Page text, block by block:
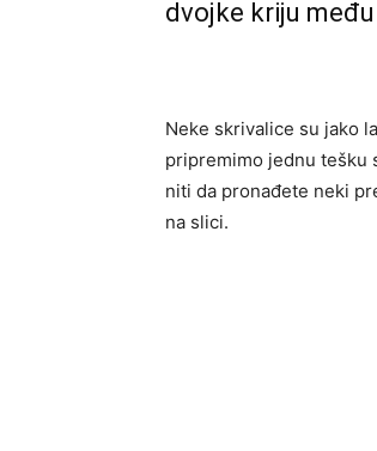
dvojke kriju
Neke skrivalice su jako
pripremimo jednu tešku
niti da pronađete neki
na slici.